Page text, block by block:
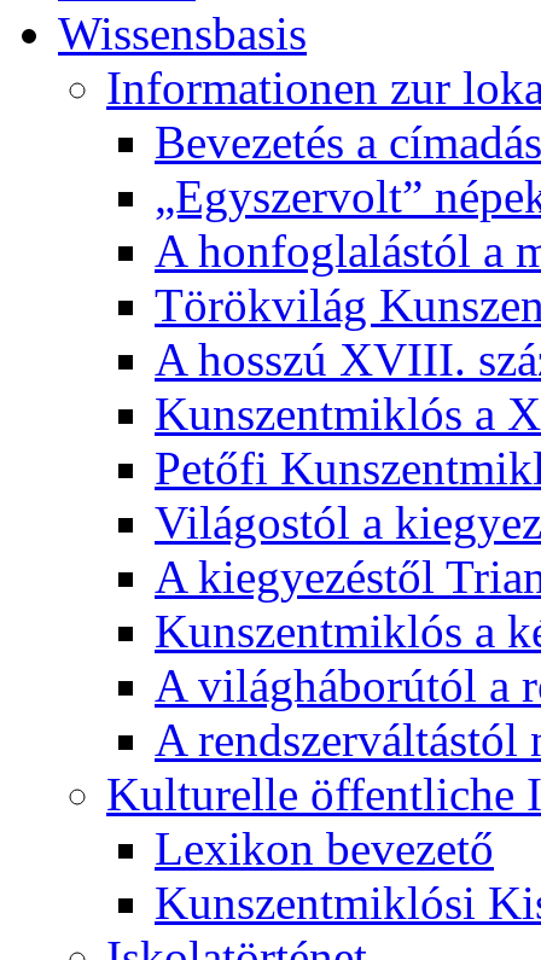
Wissensbasis
Informationen zur
Bevezetés a
„Egyszervolt”
A honfoglalástól a
Törökvilág
A hosszú XVIII.
Kunszentmiklós a
Petőfi
Világostól a
A kiegyezéstől
Kunszentmiklós a
A világháborútól a
A rendszerváltástól
Kulturelle öffentliche
Lexikon bevezető
Kunszentmiklósi